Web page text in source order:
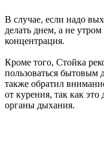
В случае, если надо
делать днем, а не
концентрация.
Кроме того, Стойка
пользоваться
также обратил
от курения, так как
органы дыхания.